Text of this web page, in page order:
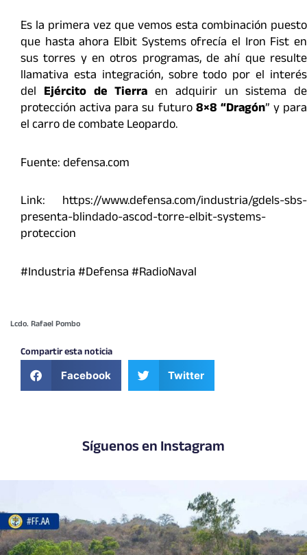
Es la primera vez que vemos esta combinación puesto
que hasta ahora Elbit Systems ofrecía el Iron Fist en
sus torres y en otros programas, de ahí que resulte
llamativa esta integración, sobre todo por el interés
del Ejército de Tierra en adquirir un sistema de
protección activa para su futuro8×8 “Dragón” y para
el carro de combate Leopardo.
Fuente: defensa.com
Link: https://www.defensa.com/industria/gdels-sbs-
presenta-blindado-ascod-torre-elbit-systems-
proteccion
#Industria #Defensa #RadioNaval
Lcdo. Rafael Pombo
Compartir esta noticia
Facebook Twitter
Síguenos en Instagram